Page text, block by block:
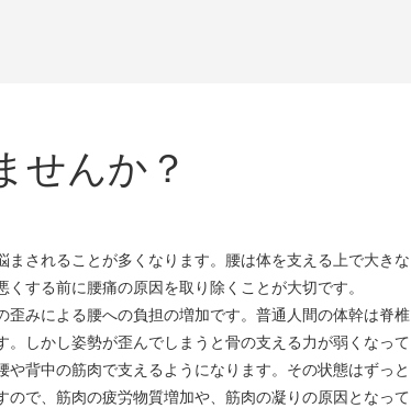
せんか？
まされることが多くなります。腰は体を支える上で大きな
する前に腰痛の原因を取り除くことが大切です。
歪みによる腰への負担の増加です。普通人間の体幹は脊椎
。しかし姿勢が歪んでしまうと骨の支える力が弱くなって
や背中の筋肉で支えるようになります。その状態はずっと
ので、筋肉の疲労物質増加や、筋肉の凝りの原因となって